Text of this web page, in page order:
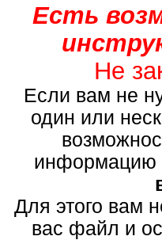
Есть
Не
Если вам не
один или
информацию
Для этого вам
вас файл и